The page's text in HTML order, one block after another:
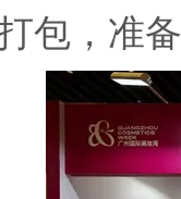
包，准